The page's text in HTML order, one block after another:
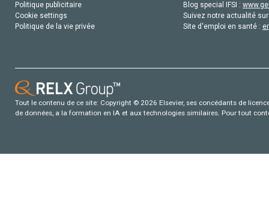
Politique publicitaire
Cookie settings
Politique de la vie privée
Blog special IFSI :
Suivez notre actualité
Site d'emploi en santé :
Tout le contenu de ce site: Copyright © 2026 Elsevier, ses concédants de
de données, a la formation en IA et aux technologies similaires. Pour tout